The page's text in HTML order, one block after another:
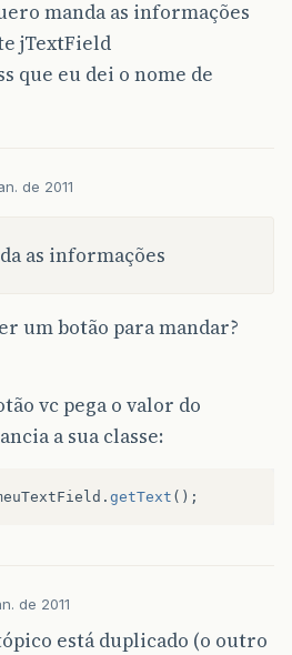
manda as informações
jTextField
que eu dei o nome de
de 2011
as informações
um botão para mandar?
vc pega o valor do
a sua classe:
. getText ();
de 2011
está duplicado (o outro